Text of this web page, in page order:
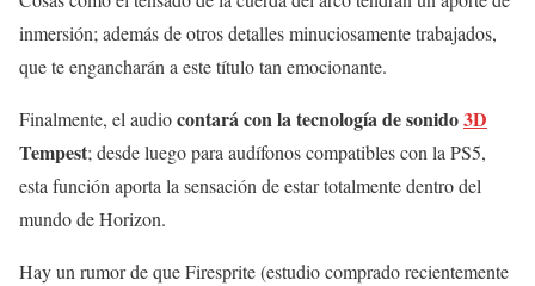
inmersión; además de otros detalles minuciosamente trabajados,
que te engancharán a este título tan emocionante.
Finalmente, el audiocontará con la tecnología de sonido3D
Tempest; desde luego para audífonos compatibles con la PS5,
esta función aporta la sensación de estar totalmente dentro del
mundo de Horizon.
Hay un rumor de que Firesprite (estudio comprado recientemente